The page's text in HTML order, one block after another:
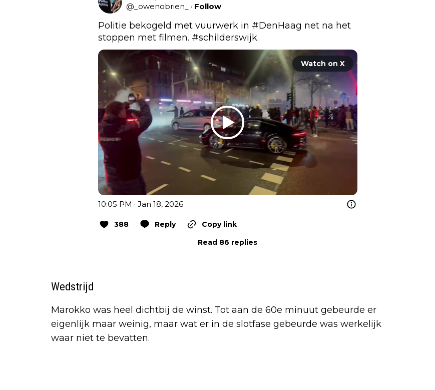
@ _owenobrien_ · Follow
Politie bekogeld met vuurwerk in #DenHaag net na het
stoppen met filmen. #schilderswijk.
Watch on X
10:05 PM · Jan 18, 2026
388 Reply
Copy link
Read 86 replies
Wedstrijd
Marokko was heel dichtbij de winst. Tot aan de 60e minuut gebeurde er
eigenlijk maar weinig, maar wat er in de slotfase gebeurde was werkelijk
waar niet te bevatten.